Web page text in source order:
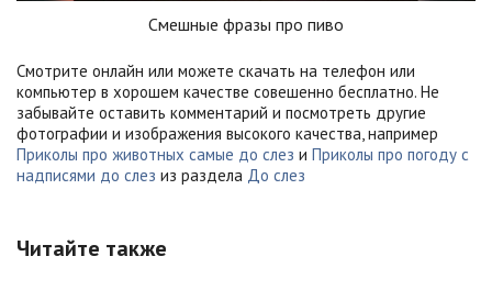
Смешные фразы про пиво
Смотрите онлайн или можете скачать на телефон или
компьютер в хорошем качестве совешенно бесплатно. Не
забывайте оставить комментарий и посмотреть другие
фотографии и изображения высокого качества, например
Приколы про животных самые до слез и Приколы про погоду с
надписями до слез из раздела До слез
Читайте также